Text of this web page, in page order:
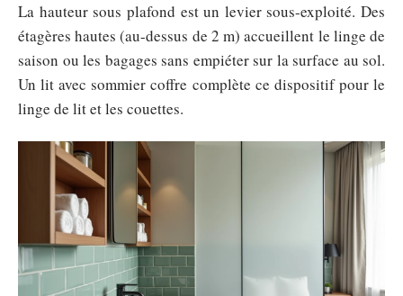
La hauteur sous plafond est un levier sous-exploité. Des
étagères hautes (au-dessus de 2 m) accueillent le linge de
saison ou les bagages sans empiéter sur la surface au sol.
Un lit avec sommier coffre complète ce dispositif pour le
linge de lit et les couettes.